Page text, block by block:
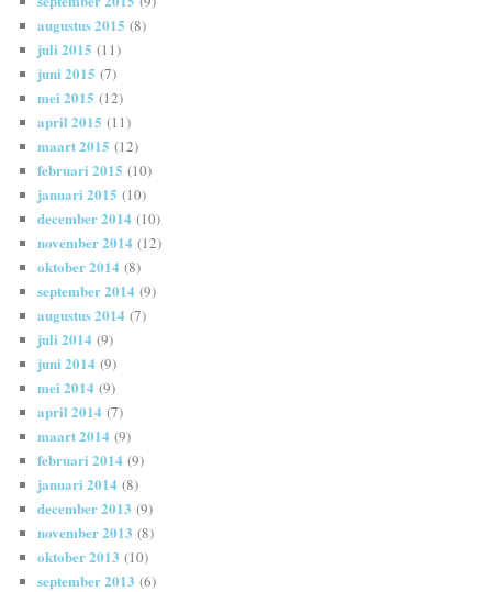
augustus 2015 (8)
juli 2015 (11)
juni 2015 (7)
mei 2015 (12)
april 2015 (11)
maart 2015 (12)
februari 2015 (10)
januari 2015 (10)
december 2014 (10)
november 2014 (12)
oktober 2014 (8)
september 2014 (9)
augustus 2014 (7)
juli 2014 (9)
juni 2014 (9)
mei 2014 (9)
april 2014 (7)
maart 2014 (9)
februari 2014 (9)
januari 2014 (8)
december 2013 (9)
november 2013 (8)
oktober 2013 (10)
september 2013 (6)